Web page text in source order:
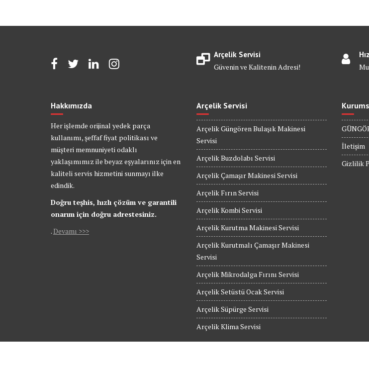
Arçelik Servisi
Güvenin ve Kalitenin Adresi!
Hakkımızda
Her işlemde orijinal yedek parça
kullanımı, şeffaf fiyat politikası ve
müşteri memnuniyeti odaklı
yaklaşımımız ile beyaz eşyalarınız için en
kaliteli servis hizmetini sunmayı ilke
edindik.
Doğru teşhis, hızlı çözüm ve garantili
onarım için doğru adrestesiniz.
.Devamı >>>
Arçelik Servisi
Arçelik Güngören Bulaşık Makinesi
Servisi
Arçelik Buzdolabı Servisi
Arçelik Çamaşır Makinesi Servisi
Arçelik Fırın Servisi
Arçelik Kombi Servisi
Arçelik Kurutma Makinesi Servisi
Arçelik Kurutmalı Çamaşır Makinesi
Servisi
Arçelik Mikrodalga Fırını Servisi
Arçelik Setüstü Ocak Servisi
Arçelik Süpürge Servisi
Arçelik Klima Servisi
İletişim
Gizlilik